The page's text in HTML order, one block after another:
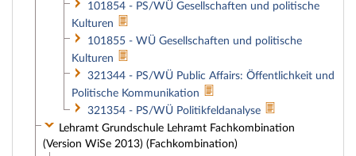
101854 - PS/WÜ Gesellschaften und politische
Kulturen
101855 - WÜ Gesellschaften und politische
Kulturen
321344 - PS/WÜ Public Affairs: Öffentlichkeit und
Politische Kommunikation
321354 - PS/WÜ Politikfeldanalyse
Lehramt Grundschule Lehramt Fachkombination
(Version WiSe 2013) (Fachkombination)